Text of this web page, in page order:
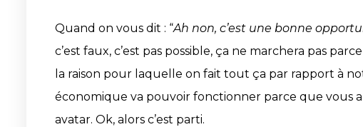
Quand on vous dit : “Ah non, c’est une bonne
c’est faux, c’est pas possible, ça ne marchera pas
la raison pour laquelle on fait tout ça par rapport à
économique va pouvoir fonctionner parce que vous
avatar. Ok, alors c’est parti.